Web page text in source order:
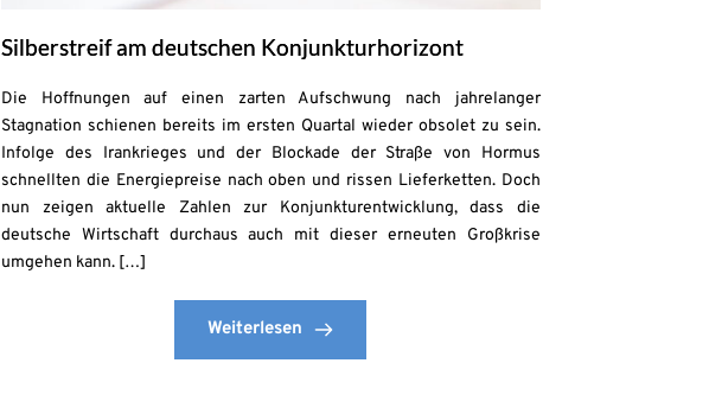
Silberstreif am deutschen Konjunkturhorizont
Die Hoffnungen auf einen zarten Aufschwung nach jahrelanger
Stagnation schienen bereits im ersten Quartal wieder obsolet zu sein.
Infolge des Irankrieges und der Blockade der Straße von Hormus
schnellten die Energiepreise nach oben und rissen Lieferketten. Doch
nun zeigen aktuelle Zahlen zur Konjunkturentwicklung, dass die
deutsche Wirtschaft durchaus auch mit dieser erneuten Großkrise
umgehen kann. […]
Weiterlesen